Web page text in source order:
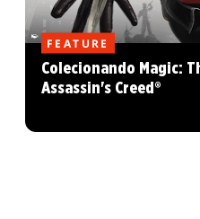
FEATURE
Colecionando Magic:
Assassin's Creed®